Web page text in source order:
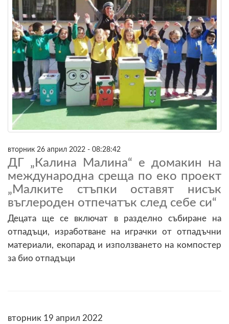
вторник 26 април 2022 - 08:28:42
ДГ „Калина Малина“ е домакин на
международна среща по еко проект
„Малките стъпки оставят нисък
въглероден отпечатък след себе си“
Децата ще се включат в разделно събиране на
отпадъци, изработване на играчки от отпадъчни
материали, екопарад и използването на компостер
за био отпадъци
вторник 19 април 2022